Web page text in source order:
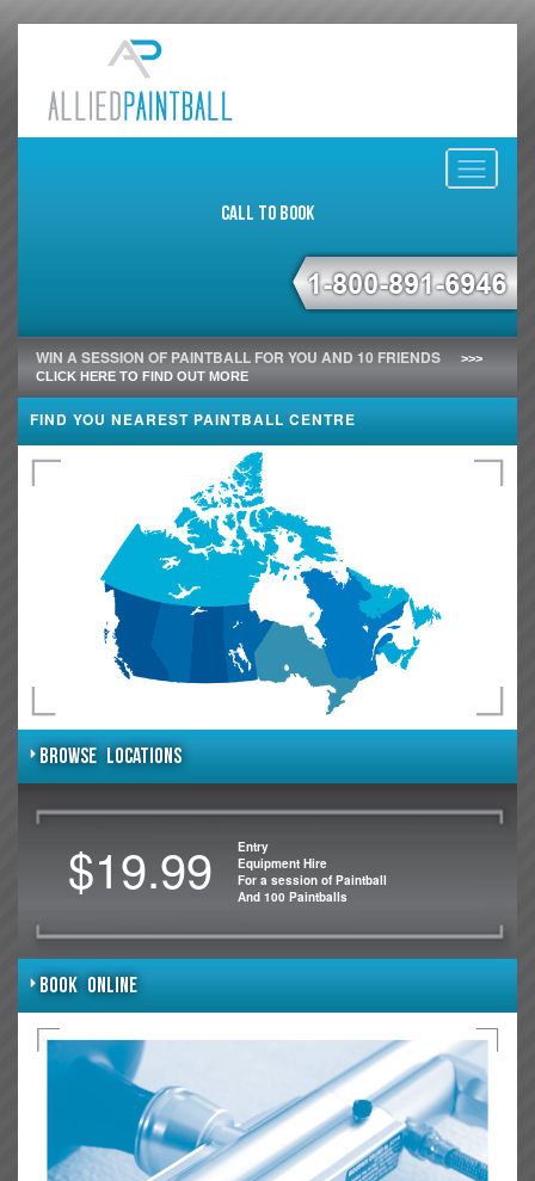
Toggle
Call to Book
WIN A SESSION OF PAINTBALL FOR YOU AND 10 FRIENDS
>>>
CLICK HERE TO FIND OUT MORE
FIND YOU NEAREST PAINTBALL CENTRE
BROWSE LOCATIONS
$19.99
Entry
Equipment Hire
For a session of Paintball
And 100 Paintballs
BOOK ONLINE